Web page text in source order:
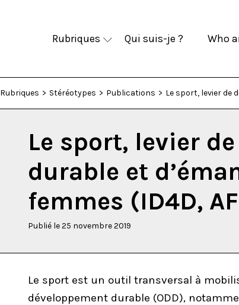
Rubriques Qui suis-je ? Who
Rubriques > Stéréotypes > Publications > Le sport, levier de
Le sport, levier
durable et
femmes (ID4D,
Publié le 25 novembre 2019
Le sport est un outil transversal à
développement durable (ODD),